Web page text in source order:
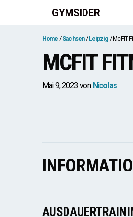
GYMSIDER
Home Sachsen Leipzig McFIT
MCFIT
Mai 9, 2023 von Nicolas